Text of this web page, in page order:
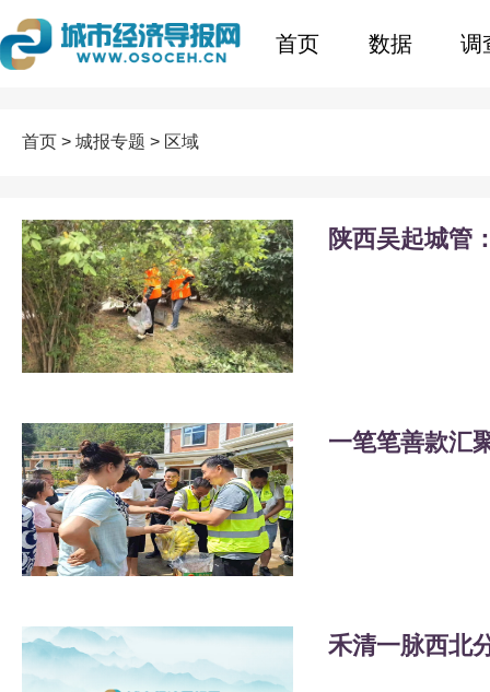
首页 数据 调
首页 > 城报专题 > 区域
陕西吴起城管